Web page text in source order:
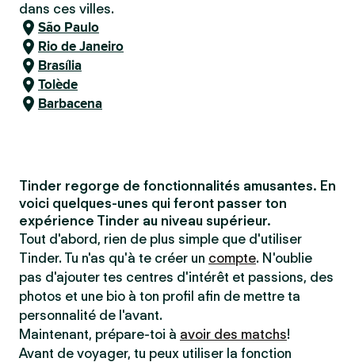
dans ces villes.
São Paulo
Rio de Janeiro
Brasília
Tolède
Barbacena
Tinder regorge de fonctionnalités amusantes. En
voici quelques-unes qui feront passer ton
expérience Tinder au niveau supérieur.
Tout d'abord, rien de plus simple que d'utiliser
Tinder. Tu n'as qu'à te créer un compte. N'oublie
pas d'ajouter tes centres d'intérêt et passions, des
photos et une bio à ton profil afin de mettre ta
personnalité de l'avant.
Maintenant, prépare-toi à avoir des matchs!
Avant de voyager, tu peux utiliser la fonction